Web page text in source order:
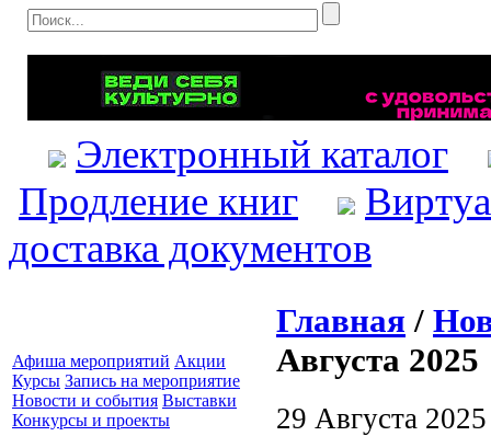
Электронный каталог
Продление книг
доставка документов
Афиша мероприятий Акции
Курсы Запись на мероприятие
Новости и события Выставки
Конкурсы и проекты
Главная /
Августа 2025
29 Августа 2025